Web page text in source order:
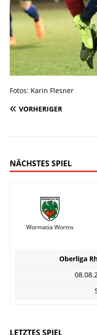
Fotos: Karin Flesner
VORHERIGER
NÄCHSTES SPIEL
Wormatia Worms
Oberliga
LETZTES SPIEL